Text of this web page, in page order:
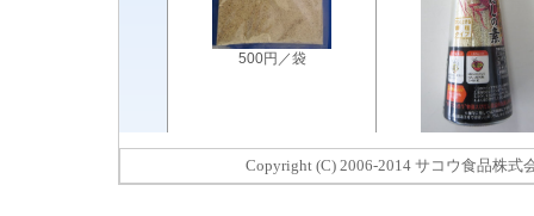
Copyright (C) 2006-2014 サコウ食品株式